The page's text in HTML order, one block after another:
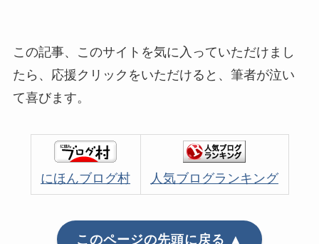
この記事、このサイトを気に入っていただけまし
たら、応援クリックをいただけると、筆者が泣い
て喜びます。
にほんブログ村 人気ブログランキング
このページの先頭に戻る ▲